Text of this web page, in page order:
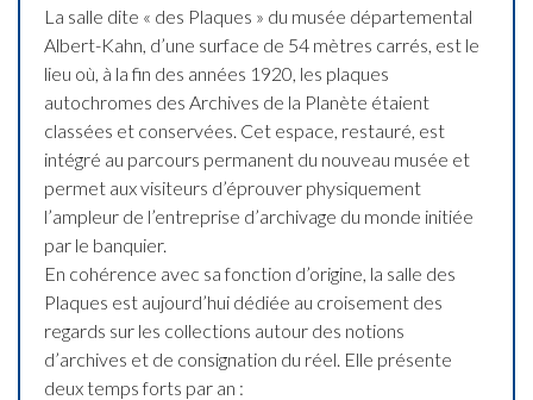
La salle dite « des Plaques » du musée départemental
Albert-Kahn, d’une surface de 54 mètres carrés, est le
lieu où, à la fin des années 1920, les plaques
autochromes des Archives de la Planète étaient
classées et conservées. Cet espace, restauré, est
intégré au parcours permanent du nouveau musée et
permet aux visiteurs d’éprouver physiquement
l’ampleur de l’entreprise d’archivage du monde initiée
par le banquier.
En cohérence avec sa fonction d’origine, la salle des
Plaques est aujourd’hui dédiée au croisement des
regards sur les collections autour des notions
d’archives et de consignation du réel. Elle présente
deux temps forts par an :